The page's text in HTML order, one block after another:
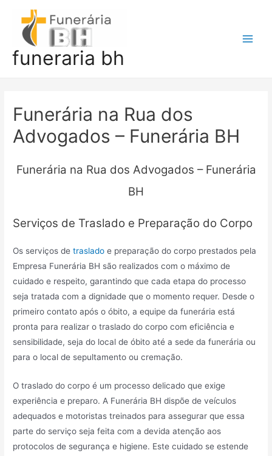
conteúdo
funeraria bh
Funerária na Rua dos
Advogados – Funerária BH
Funerária na Rua dos Advogados – Funerária
BH
Serviços de Traslado e Preparação do Corpo
Os serviços detraslado e preparação do corpo prestados pela
Empresa Funerária BH são realizados com o máximo de
cuidado e respeito, garantindo que cada etapa do processo
seja tratada com a dignidade que o momento requer. Desde o
primeiro contato após o óbito, a equipe da funerária está
pronta para realizar o traslado do corpo com eficiência e
sensibilidade, seja do local de óbito até a sede da funerária ou
para o local de sepultamento ou cremação.
O traslado do corpo é um processo delicado que exige
experiência e preparo. A Funerária BH dispõe de veículos
adequados e motoristas treinados para assegurar que essa
parte do serviço seja feita com a devida atenção aos
protocolos de segurança e higiene. Este cuidado se estende